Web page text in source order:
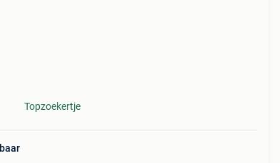
Topzoekertje